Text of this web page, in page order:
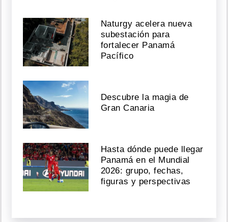
Naturgy acelera nueva
subestación para
fortalecer Panamá
Pacífico
Descubre la magia de
Gran Canaria
Hasta dónde puede llegar
Panamá en el Mundial
2026: grupo, fechas,
figuras y perspectivas